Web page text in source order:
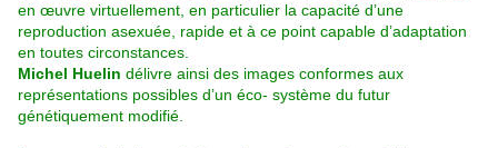
en œuvre virtuellement, en particulier la capacité d’une
reproduction asexuée, rapide et à ce point capable d’adaptation
en toutes circonstances.
Michel Huelin délivre ainsi des images conformes aux
représentations possibles d’un éco- système du futur
génétiquement modifié.